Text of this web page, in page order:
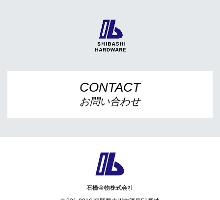
CONTACT
お問い合わせ
石橋金物株式会社